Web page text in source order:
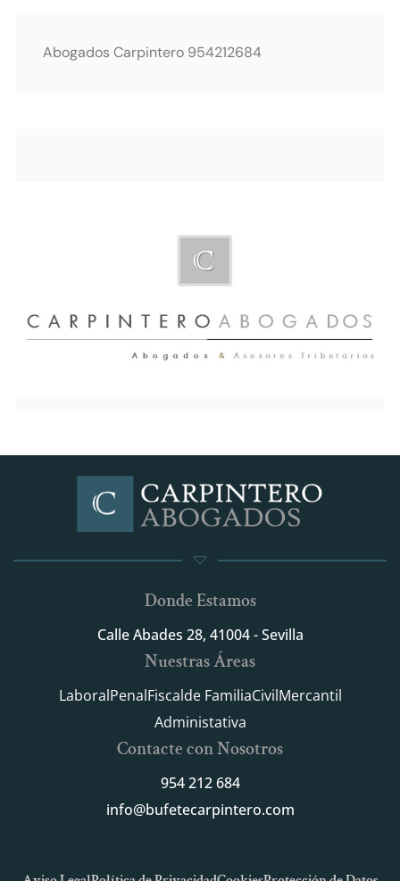
Abogados Carpintero 954212684
Donde Estamos
Calle Abades 28, 41004 - Sevilla
Nuestras Áreas
LaboralPenalFiscalde FamiliaCivilMercantil
Administativa
Contacte con Nosotros
954 212 684
info@bufetecarpintero.com